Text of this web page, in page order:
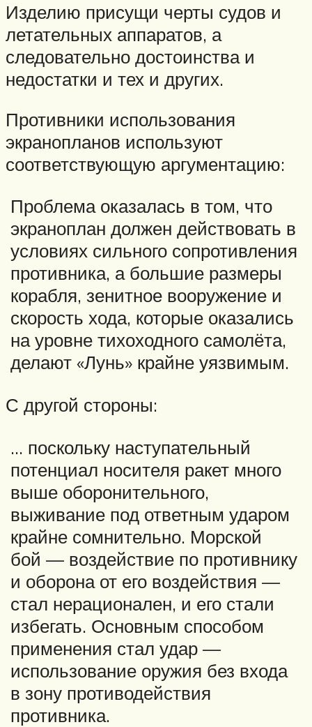
Изделию присущи черты судов и
летательных аппаратов, а
следовательно достоинства и
недостатки и тех и других.
Противники использования
экранопланов используют
соответствующую аргументацию:
Проблема оказалась в том, что
экраноплан должен действовать в
условиях сильного сопротивления
противника, а большие размеры
корабля, зенитное вооружение и
скорость хода, которые оказались
на уровне тихоходного самолёта,
делают «Лунь» крайне уязвимым.
С другой стороны:
… поскольку наступательный
потенциал носителя ракет много
выше оборонительного,
выживание под ответным ударом
крайне сомнительно. Морской
бой — воздействие по противнику
и оборона от его воздействия —
стал нерационален, и его стали
избегать. Основным способом
применения стал удар —
использование оружия без входа
в зону противодействия
противника.